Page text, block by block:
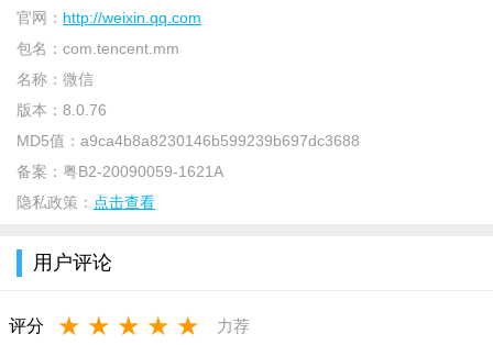
全新特色
对于喜欢发长文的同学，这个功能绝对是史诗级加强。在微
信聊天中，点击或者长按对话框空白处，弹出的菜单栏里新增
了“全屏输入”按钮。点击按钮后，可以将输入框全屏展开。这个
功能在iOS版中早已上线，安卓吃冷饭了！
搜一搜进行优化了使用搜一搜功能搜索关键词后，按照自己的需
官网： http://weixin.qq.com
包名： com.tencent.mm
名称： 微信
版本： 8.0.76
MD5值： a9ca4b8a8230146b599239b697dc3688
备案： 粤B2-20090059-1621A
隐私政策： 点击查看
用户评论
评分 ★ ★ ★ ★ ★ 力荐